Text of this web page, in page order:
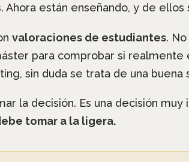
Ahora están enseñando, y de
valoraciones de estudiantes.
para comprobar si realmente
sin duda se trata de una buena
la decisión. Es una decisión
tomar a la ligera.